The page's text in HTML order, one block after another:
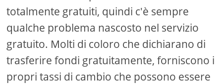
totalmente gratuiti, quindi c'è sempre
qualche problema nascosto nel servizio
gratuito. Molti di coloro che dichiarano di
trasferire fondi gratuitamente, forniscono i
propri tassi di cambio che possono essere